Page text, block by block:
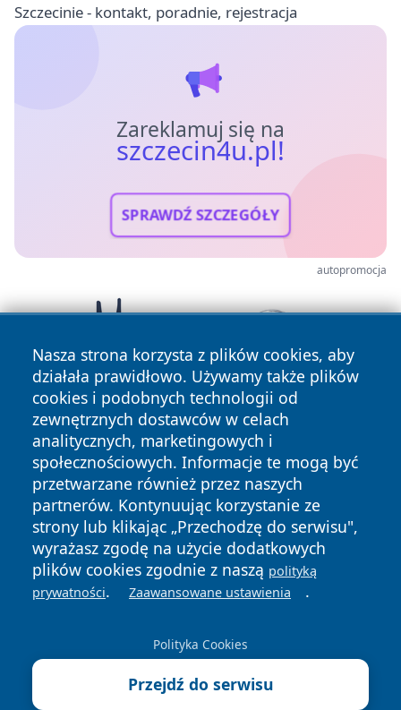
Szczecinie - kontakt, poradnie, rejestracja
Zareklamuj się na
szczecin4u.pl!
SPRAWDŹ SZCZEGÓŁY
autopromocja
Nasza strona korzysta z plików cookies, aby
działała prawidłowo. Używamy także plików
cookies i podobnych technologii od
zewnętrznych dostawców w celach
analitycznych, marketingowych i
społecznościowych. Informacje te mogą być
przetwarzane również przez naszych
partnerów. Kontynuując korzystanie ze
strony lub klikając „Przechodzę do serwisu",
wyrażasz zgodę na użycie dodatkowych
plików cookies zgodnie z naszą polityką
prywatności. Zaawansowane ustawienia .
Polityka Cookies
Przejdź do serwisu
Copyright © 2026 szczecin4u.pl Wszystkie prawa zastrzeżone.
News Autorzy
Polityka
Polityka